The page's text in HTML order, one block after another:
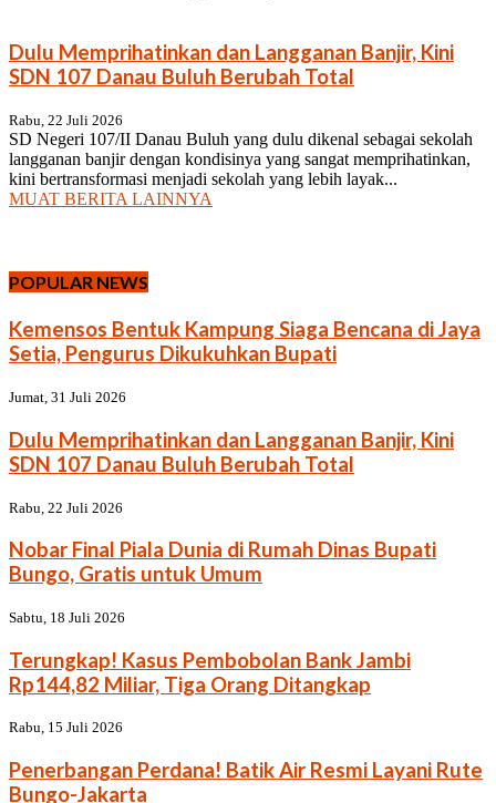
Dulu Memprihatinkan dan Langganan Banjir, Kini
SDN 107 Danau Buluh Berubah Total
Rabu, 22 Juli 2026
SD Negeri 107/II Danau Buluh yang dulu dikenal sebagai sekolah
langganan banjir dengan kondisinya yang sangat memprihatinkan,
kini bertransformasi menjadi sekolah yang lebih layak...
MUAT BERITA LAINNYA
POPULAR NEWS
Kemensos Bentuk Kampung Siaga Bencana di Jaya
Setia, Pengurus Dikukuhkan Bupati
Jumat, 31 Juli 2026
Dulu Memprihatinkan dan Langganan Banjir, Kini
SDN 107 Danau Buluh Berubah Total
Rabu, 22 Juli 2026
Nobar Final Piala Dunia di Rumah Dinas Bupati
Bungo, Gratis untuk Umum
Sabtu, 18 Juli 2026
Terungkap! Kasus Pembobolan Bank Jambi
Rp144,82 Miliar, Tiga Orang Ditangkap
Rabu, 15 Juli 2026
Penerbangan Perdana! Batik Air Resmi Layani Rute
Bungo-Jakarta